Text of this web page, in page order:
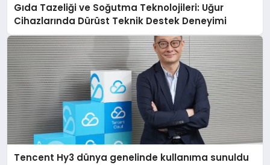
Gıda Tazeliği ve Soğutma Teknolojileri: Uğur
Cihazlarında Dürüst Teknik Destek Deneyimi
Tencent Hy3 dünya genelinde kullanıma sunuldu